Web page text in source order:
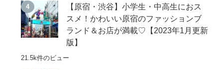
【原宿・渋谷】小学生・中高生におス
スメ！かわいい原宿のファッションブ
ランド＆お店が満載♡【2023年1月更新
版】
21.5k件のビュー